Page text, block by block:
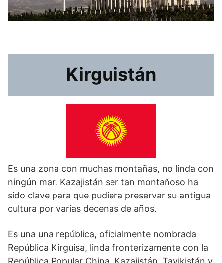
Kirguistán
Es una zona con muchas montañas, no linda con
ningún mar. Kazajistán ser tan montañoso ha
sido clave para que pudiera preservar su antigua
cultura por varias decenas de años.
Es una una república, oficialmente nombrada
República Kirguisa, linda fronterizamente con la
República Popular China, Kazajistán, Tayikistán y